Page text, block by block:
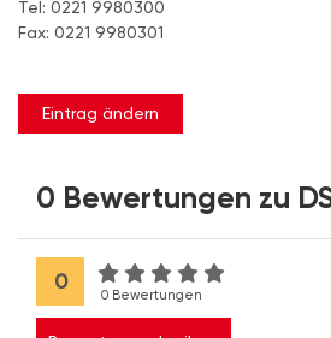
Tel: 0221 9980300
Fax: 0221 9980301
Eintrag ändern
0 Bewertungen zu
0
0 Bewertungen